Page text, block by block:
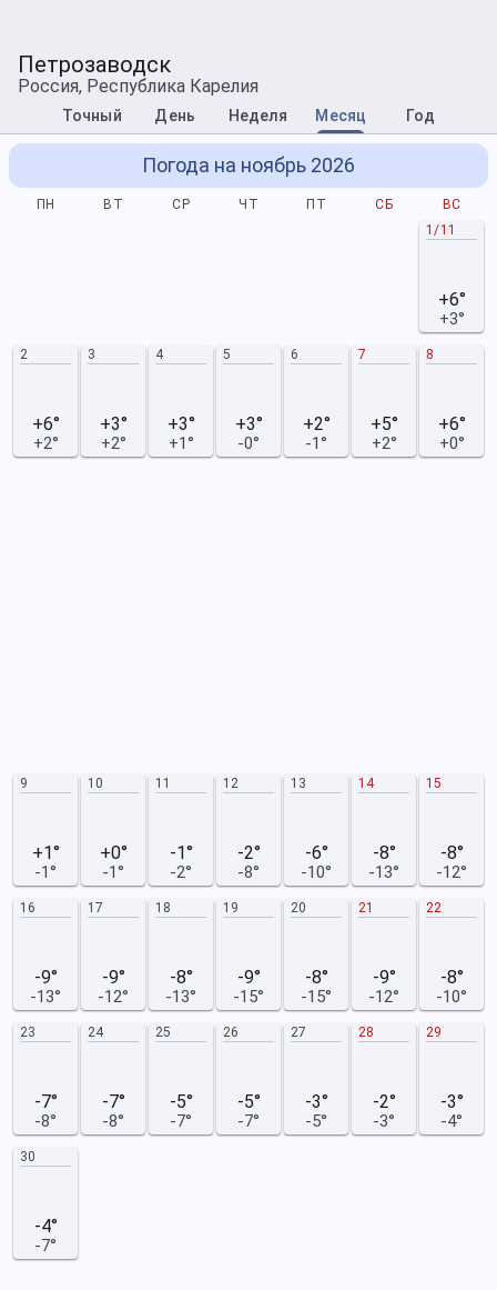
Петрозаводск
Россия, Республика Карелия
Точный День Неделя Месяц Год
Погода на ноябрь 2026
ПН ВТ СР ЧТ ПТ СБ
ВС
1/11
+6°
+3°
2
+6°
+2°
3
+3°
+2°
4
+3°
+1°
5
+3°
-0°
6
+2°
-1°
7
+5°
+2°
8
+6°
+0°
9
+1°
-1°
10
+0°
-1°
11
-1°
-2°
12
-2°
-8°
13
-6°
-10°
14
-8°
-13°
15
-8°
-12°
16
-9°
-13°
17
-9°
-12°
18
-8°
-13°
19
-9°
-15°
20
-8°
-15°
21
-9°
-12°
22
-8°
-10°
23
-7°
-8°
24
-7°
-8°
25
-5°
-7°
26
-5°
-7°
27
-3°
-5°
28
-2°
-3°
29
-3°
-4°
30
-4°
-7°